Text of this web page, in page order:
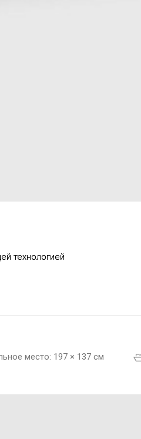
технологией
место: 197 × 137 см